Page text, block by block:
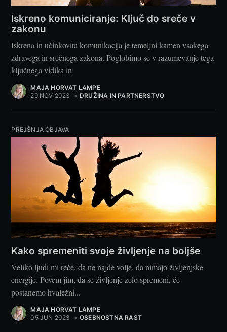
Iskreno komuniciranje: Ključ do sreče v
zakonu
Iskrena in učinkovita komunikacija je temeljni kamen vsakega
zdravega in srečnega zakona. Poglobimo se v razumevanje tega
ključnega vidika in
MAJA HORVAT LAMPE
29 NOV 2023
• DRUŽINA IN PARTNERSTVO
PREJŠNJA OBJAVA
Kako spremeniti svoje življenje na boljše
Veliko ljudi mi reče, da ne najde volje, da nimajo življenjske
energije. Povem jim, da se življenje zelo spremeni, če
postanemo hvaležni...
MAJA HORVAT LAMPE
05 JUN 2023
• OSEBNOSTNA RAST